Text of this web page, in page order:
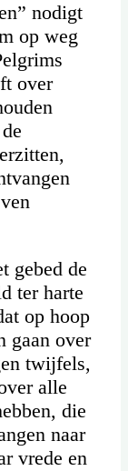
nodigt
op weg
over
gebed de
ter harte
op hoop
gaan over
twijfels,
alle
die
naar
vrede en